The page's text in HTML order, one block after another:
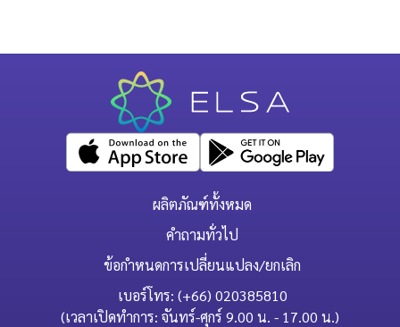
ผลิตภัณฑ์ทั้งหมด
คำถามทั่วไป
ข้อกำหนดการเปลี่ยนแปลง/ยกเลิก
เบอร์โทร: (+66) 020385810
(เวลาเปิดทำการ: จันทร์-ศุกร์ 9.00 น. - 17.00 น.)